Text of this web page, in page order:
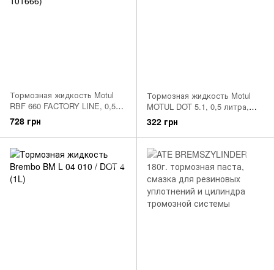
Тормозная жидкость Motul
RBF 660 FACTORY LINE, 0,5
литра, (847205, 101666)
728 грн
Тормозная жидкость Motul
MOTUL DOT 5.1, 0,5 литра,
(807010, 100950)
322 грн